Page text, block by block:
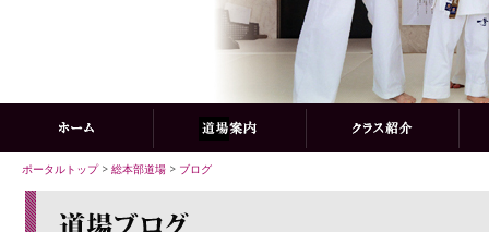
ポータルトップ> 総本部道場 > ブログ